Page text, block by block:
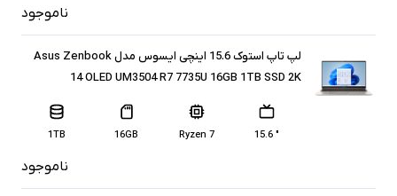
ناموجود
لپ تاپ استوک 15.6 اینچی ایسوس مدل Asus Zenbook
14 OLED UM3504 R7 7735U 16GB 1TB SSD 2K
" 15.6
Ryzen 7
16GB
1TB
ناموجود